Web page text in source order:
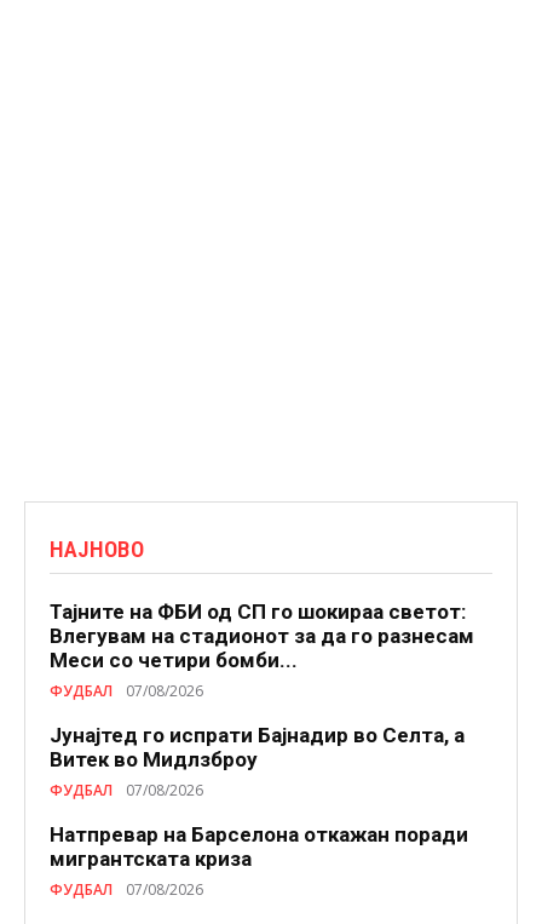
НАЈНОВО
Тајните на ФБИ од СП го шокираа светот:
Влегувам на стадионот за да го разнесам
Меси со четири бомби...
ФУДБАЛ 07/08/2026
Јунајтед го испрати Бајнадир во Селта, а
Витек во Мидлзброу
ФУДБАЛ 07/08/2026
Натпревар на Барселона откажан поради
мигрантската криза
ФУДБАЛ 07/08/2026